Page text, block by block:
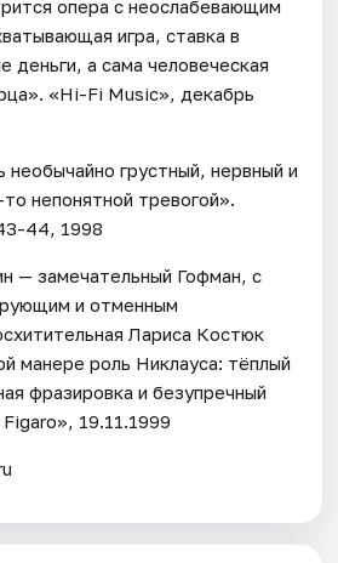
опера с неослабевающим
игра, ставка в
деньги, а сама человеческая
«Hi-Fi Music», декабрь
необычайно грустный, нервный и
непонятной тревогой».
44, 1998
— замечательный Гофман, с
и отменным
Лариса Костюк
манере роль Никлауса: тёплый
фразировка и безупречный
19.11.1999